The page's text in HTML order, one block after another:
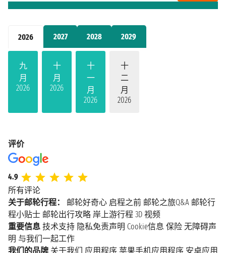
2026 2027 2028 2029
九
月
2026
十
月
2026
十
一
月
2026
十
二
月
2026
评价
4.9
所有评论
关于邮轮行程：
邮轮好奇心 启程之前 邮轮之旅Q&A 邮轮行
程小贴士 邮轮出行攻略 岸上游行程 3D 视频
重要信息 技术支持 隐私免责声明 Cookie信息 保险 无障碍声
明 与我们一起工作
我们的品牌 关于我们 应用程序 苹果手机应用程序 安卓应用